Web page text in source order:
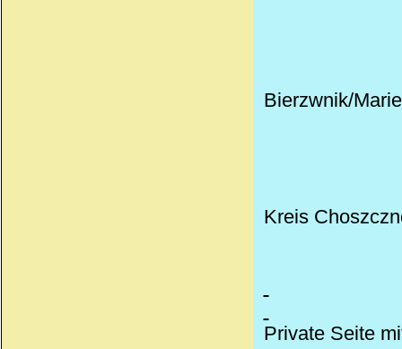
Bierzwnik/
Kreis
Private Seite